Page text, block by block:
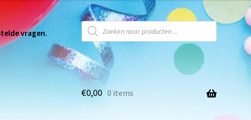
vragen.
€0,00 0 items